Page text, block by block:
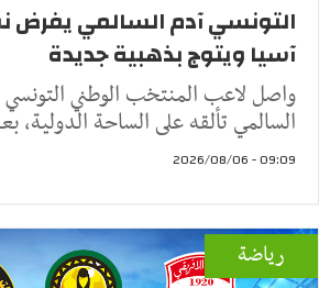
التونسي آدم السالمي
آسيا ويتوج بذهبية جديدة
واصل لاعب المنتخب الوطني التونسي
السالمي تألقه على الساحة الدولية،
09:09 - 2026/08/06
رياضة